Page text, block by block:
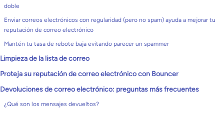
doble
Enviar correos electrónicos con regularidad (pero no spam) ayuda a mejorar tu
reputación de correo electrónico
Mantén tu tasa de rebote baja evitando parecer un spammer
Limpieza de la lista de correo
Proteja su reputación de correo electrónico con Bouncer
Devoluciones de correo electrónico: preguntas más frecuentes
¿Qué son los mensajes devueltos?